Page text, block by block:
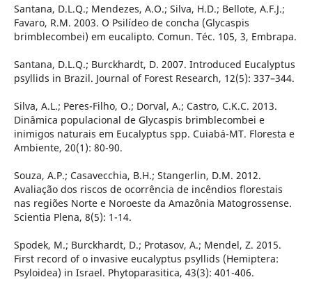
Santana, D.L.Q.; Mendezes, A.O.; Silva, H.D.; Bellote, A.F.J.;
Favaro, R.M. 2003. O Psilídeo de concha (Glycaspis
brimblecombei) em eucalipto. Comun. Téc. 105, 3, Embrapa.
Santana, D.L.Q.; Burckhardt, D. 2007. Introduced Eucalyptus
psyllids in Brazil. Journal of Forest Research, 12(5): 337–344.
Silva, A.L.; Peres-Filho, O.; Dorval, A.; Castro, C.K.C. 2013.
Dinâmica populacional de Glycaspis brimblecombei e
inimigos naturais em Eucalyptus spp. Cuiabá-MT. Floresta e
Ambiente, 20(1): 80-90.
Souza, A.P.; Casavecchia, B.H.; Stangerlin, D.M. 2012.
Avaliação dos riscos de ocorrência de incêndios florestais
nas regiões Norte e Noroeste da Amazônia Matogrossense.
Scientia Plena, 8(5): 1-14.
Spodek, M.; Burckhardt, D.; Protasov, A.; Mendel, Z. 2015.
First record of o invasive eucalyptus psyllids (Hemiptera:
Psyloidea) in Israel. Phytoparasitica, 43(3): 401-406.